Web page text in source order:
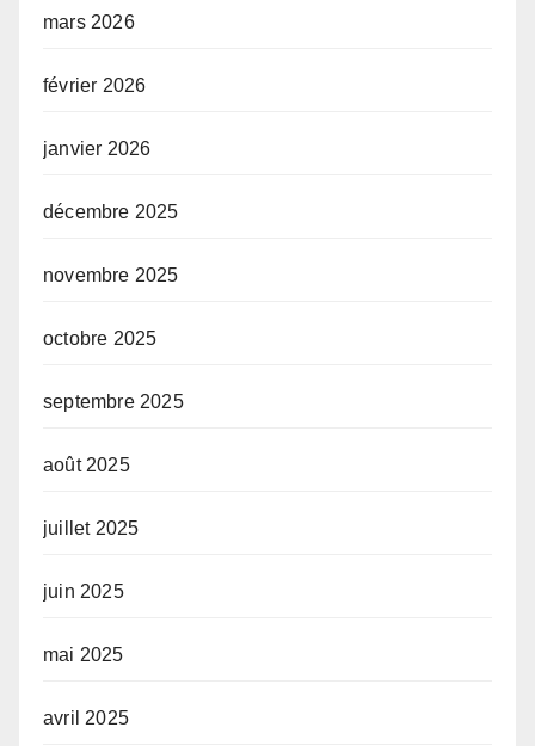
mars 2026
février 2026
janvier 2026
décembre 2025
novembre 2025
octobre 2025
septembre 2025
août 2025
juillet 2025
juin 2025
mai 2025
avril 2025